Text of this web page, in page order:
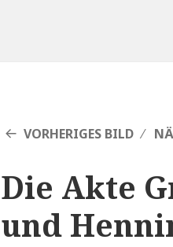
VORHERIGES BILD
Die Akte
und